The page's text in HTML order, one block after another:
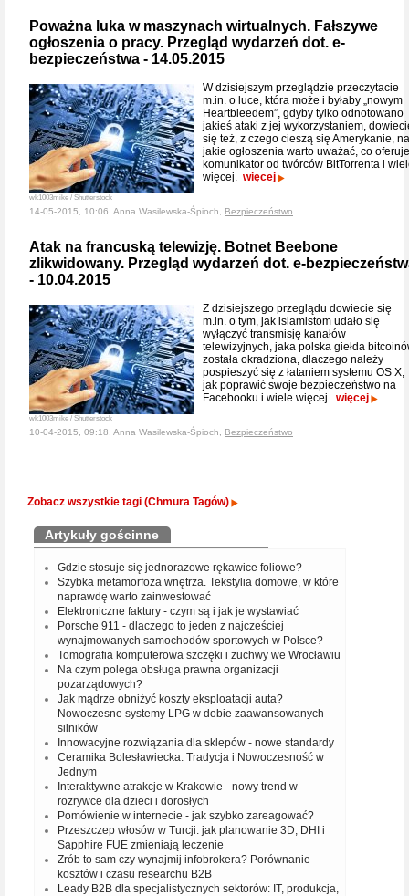
Poważna luka w maszynach wirtualnych. Fałszywe
ogłoszenia o pracy. Przegląd wydarzeń dot. e-
bezpieczeństwa - 14.05.2015
wk1003mike / Shutterstock
W dzisiejszym przeglądzie przeczytacie
m.in. o luce, która może i byłaby „nowym
Heartbleedem”, gdyby tylko odnotowano
jakieś ataki z jej wykorzystaniem,
się też, z czego cieszą się Amerykanie, na
jakie ogłoszenia warto uważać, co oferuje
komunikator od twórców BitTorrenta i
więcej. więcej
14-05-2015, 10:06, Anna Wasilewska-Śpioch, Bezpieczeństwo
Atak na francuską telewizję. Botnet Beebone
zlikwidowany. Przegląd wydarzeń dot. e-
- 10.04.2015
wk1003mike / Shutterstock
Z dzisiejszego przeglądu dowiecie się
m.in. o tym, jak islamistom udało się
wyłączyć transmisję kanałów
telewizyjnych, jaka polska giełda
została okradziona, dlaczego należy
pospieszyć się z łataniem systemu OS X,
jak poprawić swoje bezpieczeństwo na
Facebooku i wiele więcej. więcej
10-04-2015, 09:18, Anna Wasilewska-Śpioch, Bezpieczeństwo
Zobacz wszystkie tagi (Chmura Tagów)
Artykuły gościnne
Gdzie stosuje się jednorazowe rękawice foliowe?
Szybka metamorfoza wnętrza. Tekstylia domowe, w które
naprawdę warto zainwestować
Elektroniczne faktury - czym są i jak je wystawiać
Porsche 911 - dlaczego to jeden z najcześciej
wynajmowanych samochodów sportowych w Polsce?
Tomografia komputerowa szczęki i żuchwy we Wrocławiu
Na czym polega obsługa prawna organizacji
pozarządowych?
Jak mądrze obniżyć koszty eksploatacji auta?
Nowoczesne systemy LPG w dobie zaawansowanych
silników
Innowacyjne rozwiązania dla sklepów - nowe standardy
Ceramika Bolesławiecka: Tradycja i Nowoczesność w
Jednym
Interaktywne atrakcje w Krakowie - nowy trend w
rozrywce dla dzieci i dorosłych
Pomówienie w internecie - jak szybko zareagować?
Przeszczep włosów w Turcji: jak planowanie 3D, DHI i
Sapphire FUE zmieniają leczenie
Zrób to sam czy wynajmij infobrokera? Porównanie
kosztów i czasu researchu B2B
Leady B2B dla specjalistycznych sektorów: IT, produkcja,